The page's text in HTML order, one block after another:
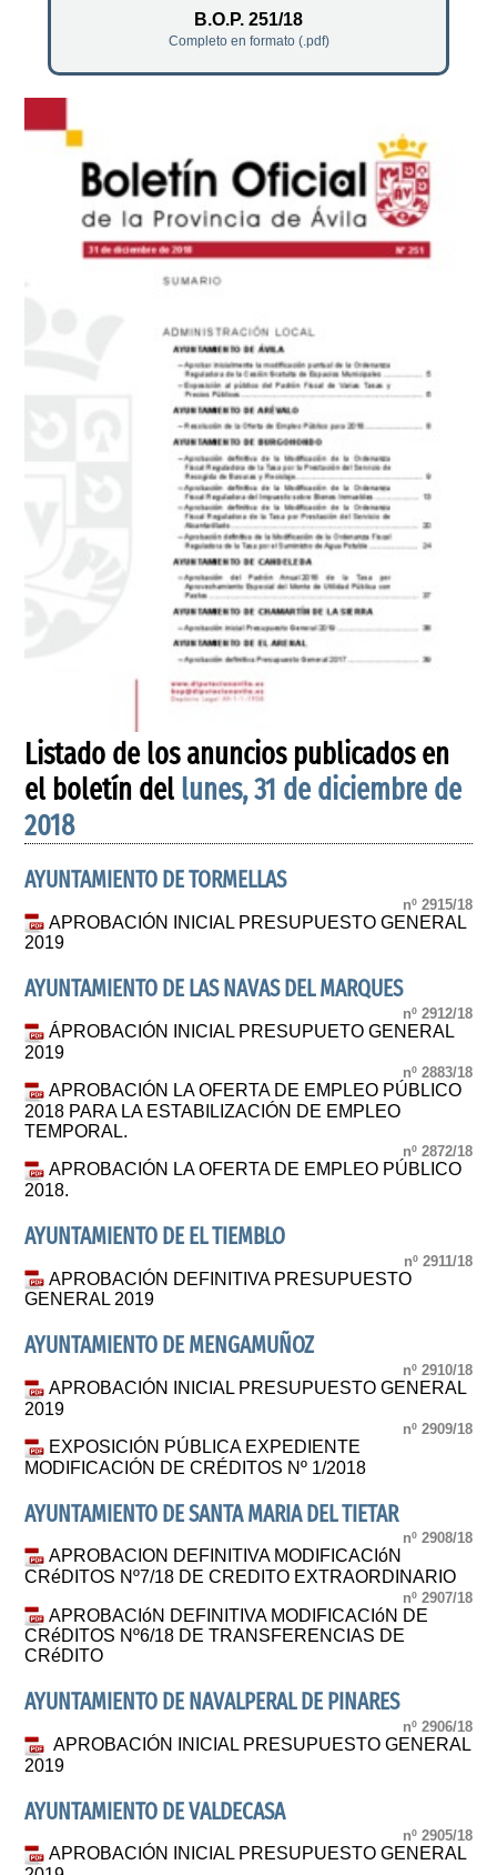
B.O.P. 251/18
Completo en formato (.pdf)
Listado de los anuncios publicados en
el boletín del lunes, 31 de diciembre de
2018
AYUNTAMIENTO DE TORMELLAS
nº 2915/18
APROBACIÓN INICIAL PRESUPUESTO GENERAL
2019
AYUNTAMIENTO DE LAS NAVAS DEL MARQUES
nº 2912/18
ÁPROBACIÓN INICIAL PRESUPUETO GENERAL
2019
nº 2883/18
APROBACIÓN LA OFERTA DE EMPLEO PÚBLICO
2018 PARA LA ESTABILIZACIÓN DE EMPLEO
TEMPORAL.
nº 2872/18
APROBACIÓN LA OFERTA DE EMPLEO PÚBLICO
2018.
AYUNTAMIENTO DE EL TIEMBLO
nº 2911/18
APROBACIÓN DEFINITIVA PRESUPUESTO
GENERAL 2019
AYUNTAMIENTO DE MENGAMUÑOZ
nº 2910/18
APROBACIÓN INICIAL PRESUPUESTO GENERAL
2019
nº 2909/18
EXPOSICIÓN PÚBLICA EXPEDIENTE
MODIFICACIÓN DE CRÉDITOS Nº 1/2018
AYUNTAMIENTO DE SANTA MARIA DEL TIETAR
nº 2908/18
APROBACION DEFINITIVA MODIFICACIóN
CRéDITOS Nº7/18 DE CREDITO EXTRAORDINARIO
nº 2907/18
APROBACIóN DEFINITIVA MODIFICACIóN DE
CRéDITOS Nº6/18 DE TRANSFERENCIAS DE
CRéDITO
AYUNTAMIENTO DE NAVALPERAL DE PINARES
nº 2906/18
APROBACIÓN INICIAL PRESUPUESTO GENERAL
2019
AYUNTAMIENTO DE VALDECASA
nº 2905/18
APROBACIÓN INICIAL PRESUPUESTO GENERAL